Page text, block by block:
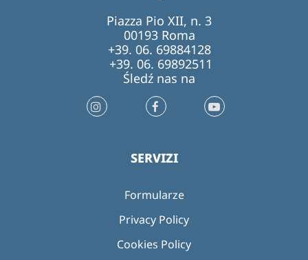
Piazza Pio XII, n. 3
00193 Roma
+39. 06. 69884128
+39. 06. 69892511
Śledź nas na
SERVIZI
Formularze
Privacy Policy
Cookies Policy